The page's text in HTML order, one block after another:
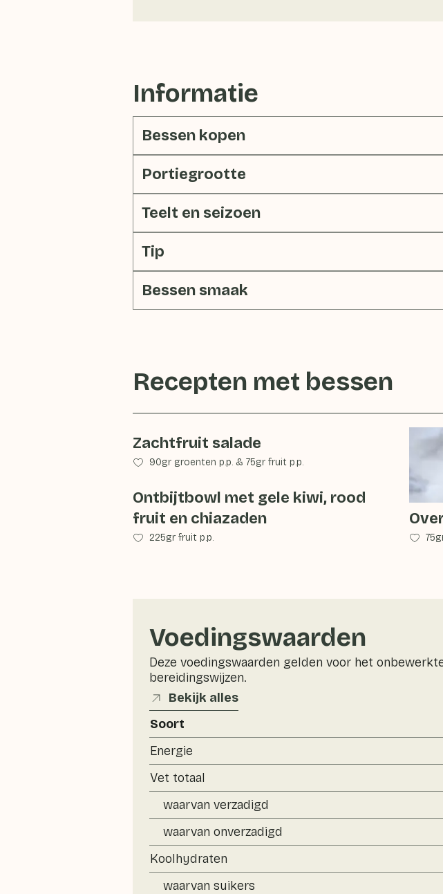
Informatie
Bessen kopen
Portiegrootte
Teelt en seizoen
Tip
Bessen smaak
Recepten met bessen
Zachtfruit salade
90gr groenten p.p. & 75gr fruit p.p.
Ontbijtbowl met gele kiwi, rood
fruit en chiazaden
225gr fruit p.p.
Voedingswaarden
Deze voedingswaarden gelden voor het
bereidingswijzen.
Bekijk alles
Soort
Energie
Vet totaal
waarvan verzadigd
waarvan onverzadigd
Koolhydraten
waarvan suikers